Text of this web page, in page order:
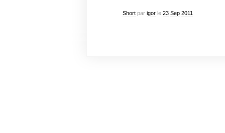
Shortpar igorle 23 Sep 2011